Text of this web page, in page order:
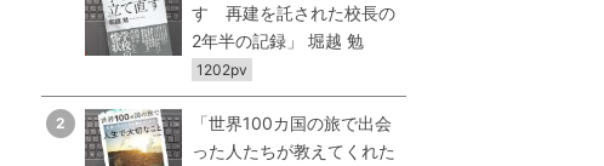
す 再建を託された校長の
2年半の記録」 堀越 勉
1202pv
2
「世界100カ国の旅で出会
った人たちが教えてくれた